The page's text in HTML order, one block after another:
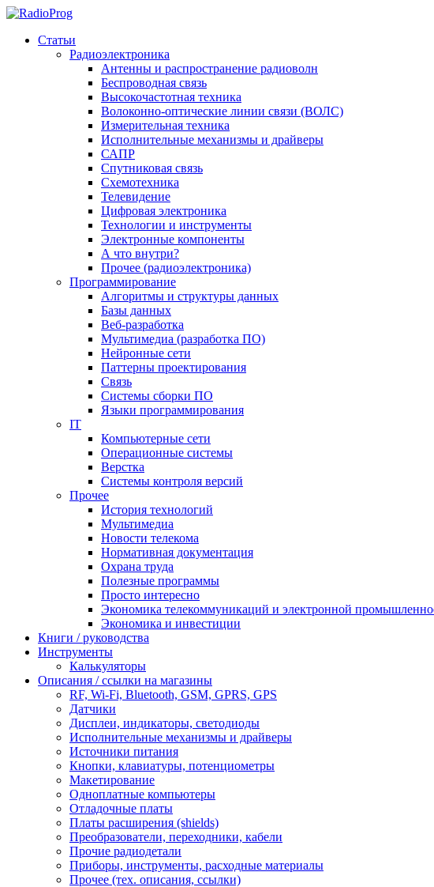
Статьи
Радиоэлектроника
Антенны и распространение радиоволн
Беспроводная связь
Высокочастотная техника
Волоконно-оптические линии связи (ВОЛС)
Измерительная техника
Исполнительные механизмы и драйверы
САПР
Спутниковая связь
Схемотехника
Телевидение
Цифровая электроника
Технологии и инструменты
Электронные компоненты
А что внутри?
Прочее (радиоэлектроника)
Программирование
Алгоритмы и структуры данных
Базы данных
Веб-разработка
Мультимедиа (разработка ПО)
Нейронные сети
Паттерны проектирования
Связь
Системы сборки ПО
Языки программирования
IT
Компьютерные сети
Операционные системы
Верстка
Системы контроля версий
Прочее
История технологий
Мультимедиа
Новости телекома
Нормативная документация
Охрана труда
Полезные программы
Просто интересно
Экономика телекоммуникаций и электронной
Экономика и инвестиции
Книги / руководства
Инструменты
Калькуляторы
Описания / ссылки на магазины
RF, Wi-Fi, Bluetooth, GSM, GPRS, GPS
Датчики
Дисплеи, индикаторы, светодиоды
Исполнительные механизмы и драйверы
Источники питания
Кнопки, клавиатуры, потенциометры
Макетирование
Одноплатные компьютеры
Отладочные платы
Платы расширения (shields)
Преобразователи, переходники, кабели
Прочие радиодетали
Приборы, инструменты, расходные материалы
Прочее (тех. описания, ссылки)